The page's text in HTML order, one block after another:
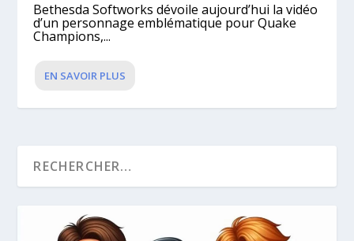
Bethesda Softworks dévoile aujourd’hui la vidéo
d’un personnage emblématique pour Quake
Champions,...
EN SAVOIR PLUS